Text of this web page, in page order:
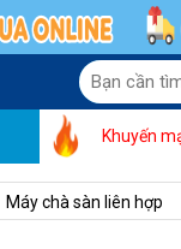
Khuyến
Máy chà sàn liên hợp